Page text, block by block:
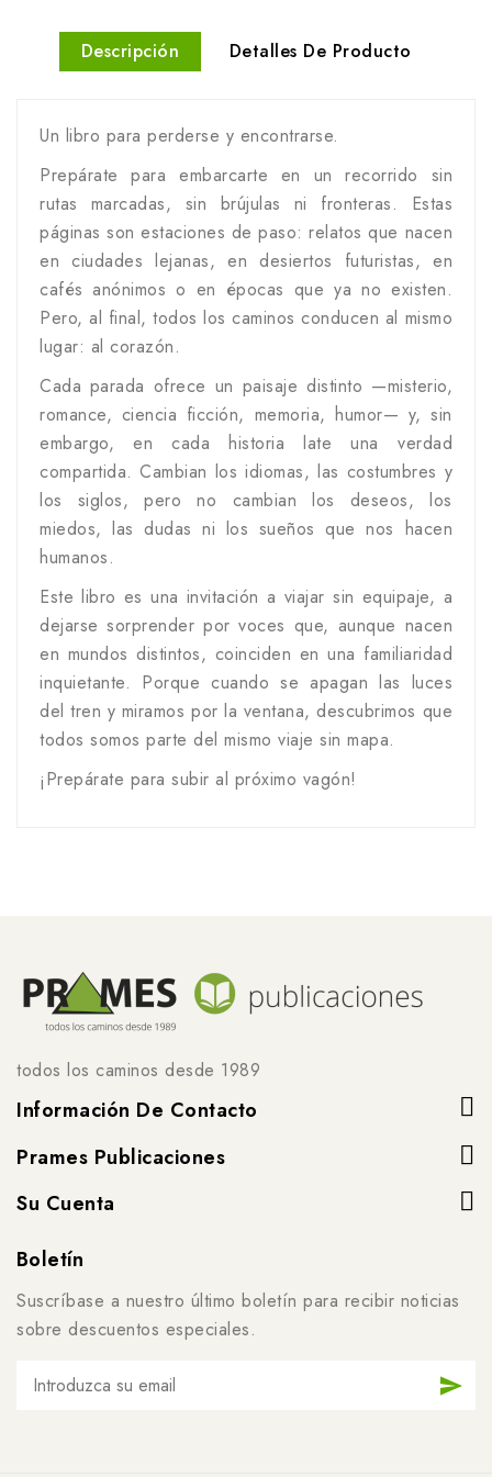
Descripción Detalles De Producto
Un libro para perderse y encontrarse.
Prepárate para embarcarte en un recorrido sin
rutas marcadas, sin brújulas ni fronteras. Estas
páginas son estaciones de paso: relatos que nacen
en ciudades lejanas, en desiertos futuristas, en
cafés anónimos o en épocas que ya no existen.
Pero, al final, todos los caminos conducen al mismo
lugar: al corazón.
Cada parada ofrece un paisaje distinto —misterio,
romance, ciencia ficción, memoria, humor— y, sin
embargo, en cada historia late una verdad
compartida. Cambian los idiomas, las costumbres y
los siglos, pero no cambian los deseos, los
miedos, las dudas ni los sueños que nos hacen
humanos.
Este libro es una invitación a viajar sin equipaje, a
dejarse sorprender por voces que, aunque nacen
en mundos distintos, coinciden en una familiaridad
inquietante. Porque cuando se apagan las luces
del tren y miramos por la ventana, descubrimos que
todos somos parte del mismo viaje sin mapa.
¡Prepárate para subir al próximo vagón!
todos los caminos desde 1989
Información De Contacto
Prames Publicaciones
Su Cuenta
Boletín
Suscríbase a nuestro último boletín para recibir noticias
sobre descuentos especiales.